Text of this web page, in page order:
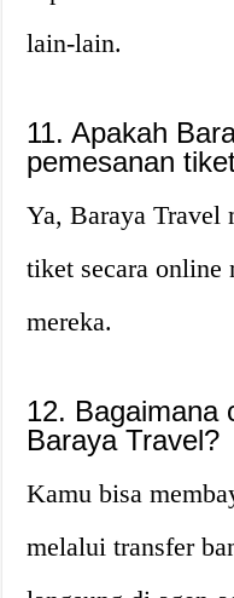
lain-lain.
11. Apakah
pemesanan
Ya, Baraya Travel
tiket secara online
mereka.
12. Bagaimana
Baraya Travel?
Kamu bisa
melalui transfer